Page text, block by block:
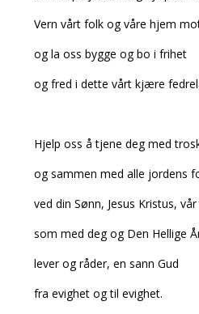
Vern vårt folk og våre hjem
og la oss bygge og bo i frihet
og fred i dette vårt kjære
Hjelp oss å tjene deg med
og sammen med alle jordens
ved din Sønn, Jesus Kristus,
som med deg og Den Hellige
lever og råder, en sann Gud
fra evighet og til evighet.